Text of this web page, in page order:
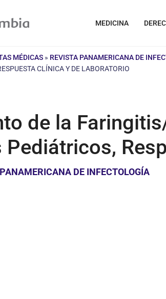
MEDICINA
MÉDICAS » REVISTA PANAMERICANA DE
CLÍNICA Y DE LABORATORIO
de la
Pediátricos,
DE INFECTOLOGÍA